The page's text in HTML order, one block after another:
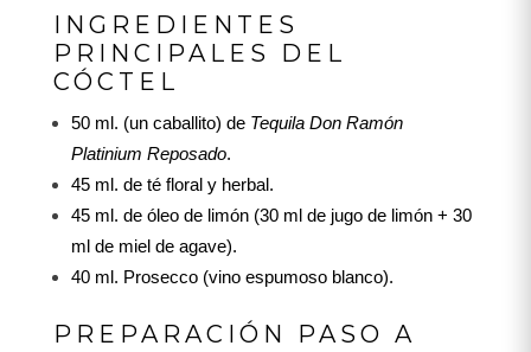
INGREDIENTES
PRINCIPALES DEL
CÓCTEL
50 ml. (un caballito) de Tequila Don Ramón
Platinium Reposado.
45 ml. de té floral y herbal.
45 ml. de óleo de limón (30 ml de jugo de limón + 30
ml de miel de agave).
40 ml. Prosecco (vino espumoso blanco).
PREPARACIÓN PASO A